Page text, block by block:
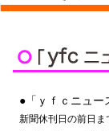
●「ｙｆｃニュー
新聞休刊日の前日